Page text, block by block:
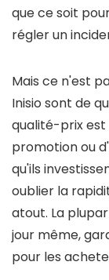
que ce soit
régler un
Mais ce n'est
Inisio sont de
qualité-prix est
promotion ou
qu'ils
oublier la
atout. La
jour même,
pour les